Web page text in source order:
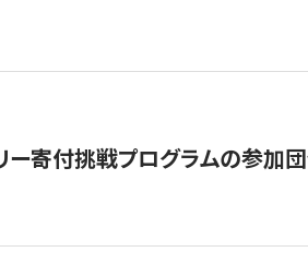
ー寄付挑戦プログラムの参加